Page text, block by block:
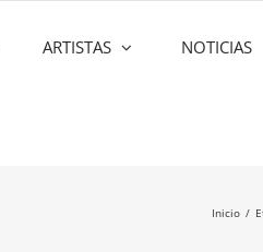
ARTISTAS NOTICIAS
Inicio